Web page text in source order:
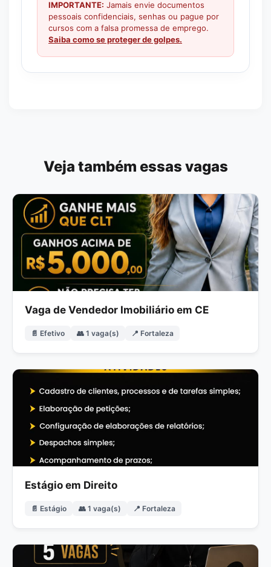
IMPORTANTE: Jamais envie documentos
pessoais confidenciais, senhas ou pague por
cursos com a falsa promessa de emprego.
Saiba como se proteger de golpes.
Veja também essas vagas
Vaga de Vendedor Imobiliário em CE
📄 Efetivo 👥 1 vaga(s) 📍 Fortaleza
Estágio em Direito
📄 Estágio 👥 1 vaga(s) 📍 Fortaleza